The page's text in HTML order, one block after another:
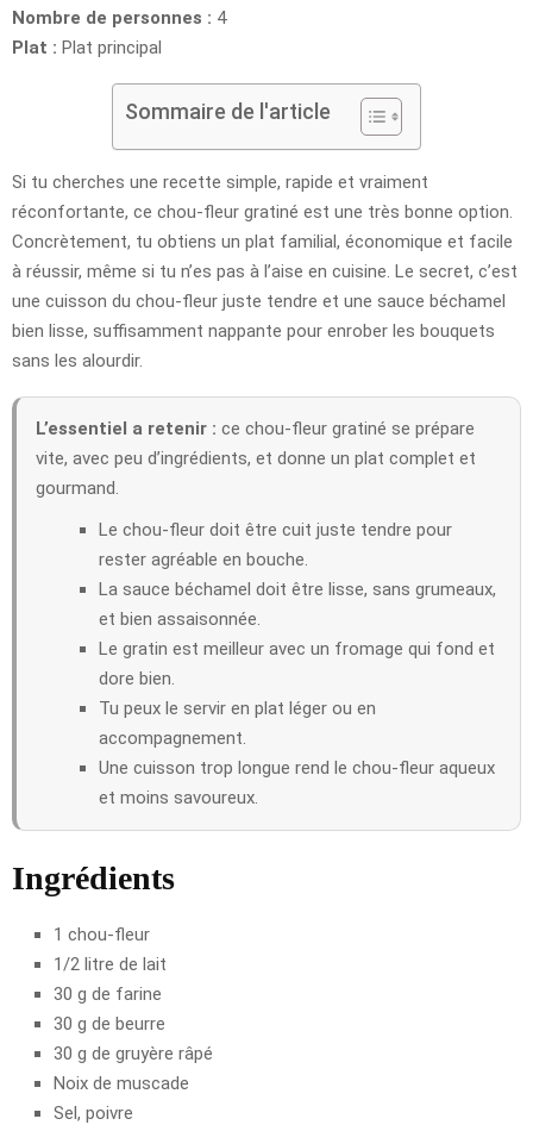
Nombre de personnes : 4
Plat : Plat principal
Sommaire de l'article
Si tu cherches une recette simple, rapide et vraiment
réconfortante, ce chou-fleur gratiné est une très bonne option.
Concrètement, tu obtiens un plat familial, économique et facile
à réussir, même si tu n’es pas à l’aise en cuisine. Le secret, c’est
une cuisson du chou-fleur juste tendre et une sauce béchamel
bien lisse, suffisamment nappante pour enrober les bouquets
sans les alourdir.
L’essentiel a retenir : ce chou-fleur gratiné se prépare
vite, avec peu d’ingrédients, et donne un plat complet et
gourmand.
Le chou-fleur doit être cuit juste tendre pour
rester agréable en bouche.
La sauce béchamel doit être lisse, sans grumeaux,
et bien assaisonnée.
Le gratin est meilleur avec un fromage qui fond et
dore bien.
Tu peux le servir en plat léger ou en
accompagnement.
Une cuisson trop longue rend le chou-fleur aqueux
et moins savoureux.
Ingrédients
1 chou-fleur
1/2 litre de lait
30 g de farine
30 g de beurre
30 g de gruyère râpé
Noix de muscade
Sel, poivre